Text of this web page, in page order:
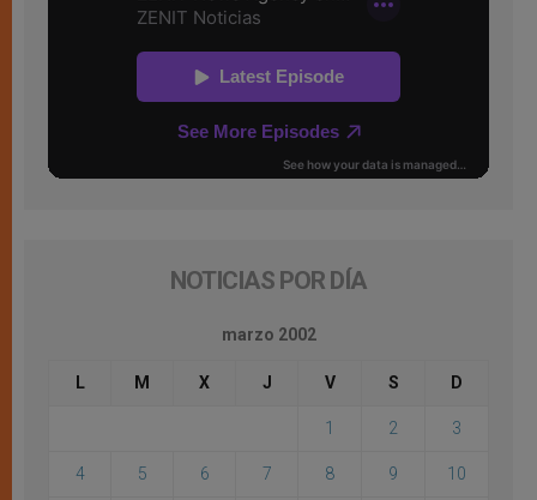
NOTICIAS POR DÍA
marzo 2002
L M X J V S D
1 2 3
4 5 6 7 8 9 10